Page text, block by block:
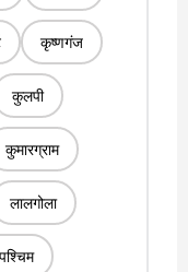
कृष्णगंज
कुलपी
कुमारग्राम
लालगोला